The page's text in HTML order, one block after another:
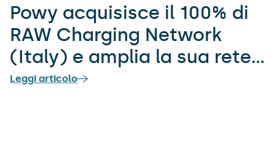
centri commerciali
​​Powy acquisisce il 100% di
RAW Charging Network
(Italy) e amplia la sua rete
con 138 nuovi punti di
Leggi articolo